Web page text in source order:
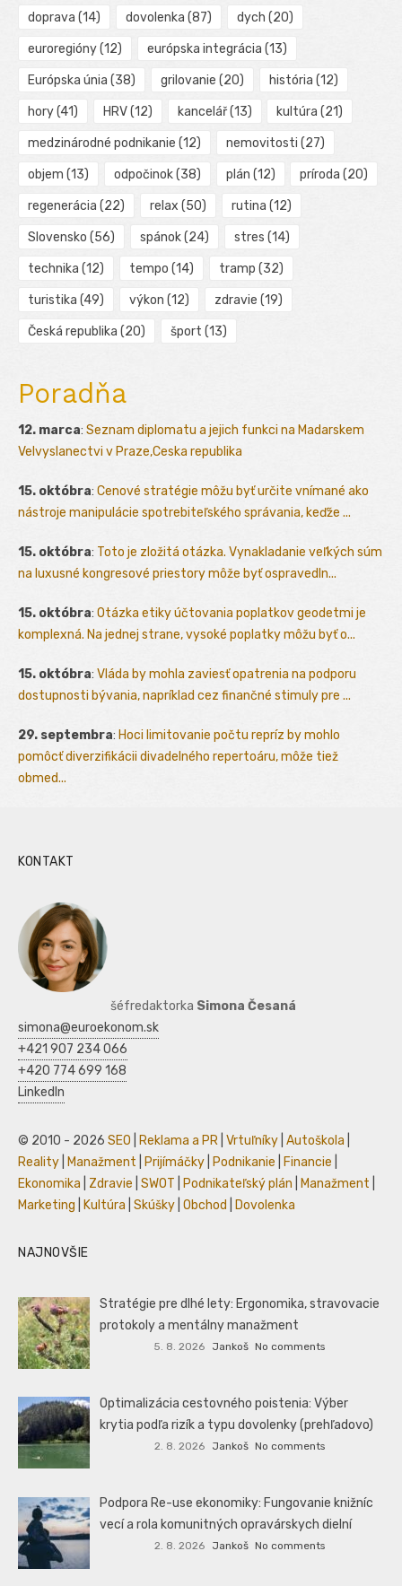
doprava (14) dovolenka (87) dych (20)
euroregióny(12) európska integrácia (13)
Európska únia (38) grilovanie (20) história (12)
hory(41) HRV(12) kancelář(13) kultúra (21)
medzinárodné podnikanie (12) nemovitosti (27)
objem (13) odpočinok(38) plán (12) príroda (20)
regenerácia (22) relax (50) rutina (12)
Slovensko (56) spánok(24) stres (14)
technika (12) tempo (14) tramp (32)
turistika (49) výkon (12) zdravie (19)
Česká republika (20) šport (13)
Poradňa
12. marca: Seznam diplomatu a jejich funkci na Madarskem
Velvyslanectvi v Praze,Ceska republika
15. októbra: Cenové stratégie môžu byť určite vnímané ako
nástroje manipulácie spotrebiteľského správania, keďže ...
15. októbra: Toto je zložitá otázka. Vynakladanie veľkých súm
na luxusné kongresové priestory môže byť ospravedln...
15. októbra: Otázka etiky účtovania poplatkov geodetmi je
komplexná. Na jednej strane, vysoké poplatky môžu byť o...
15. októbra: Vláda by mohla zaviesť opatrenia na podporu
dostupnosti bývania, napríklad cez finančné stimuly pre ...
29. septembra: Hoci limitovanie počtu repríz by mohlo
pomôcť diverzifikácii divadelného repertoáru, môže tiež
obmed...
KONTAKT
šéfredaktorka Simona Česaná
simona@euroekonom.sk
+421 907 234 066
+420 774 699 168
LinkedIn
© 2010 - 2026 SEO Reklama a PR Vrtuľníky Autoškola
Reality
Manažment Prijímáčky Podnikanie Financie
Ekonomika
Zdravie SWOT Podnikateľský plán Manažment
Marketing
Kultúra Skúšky Obchod Dovolenka
NAJNOVŠIE
Stratégie pre dlhé lety: Ergonomika, stravovacie
protokoly a mentálny manažment
5. 8. 2026 Jankoš No comments
Optimalizácia cestovného poistenia: Výber
krytia podľa rizík a typu dovolenky (prehľadovo)
2. 8. 2026 Jankoš No comments
Podpora Re-use ekonomiky: Fungovanie knižníc
vecí a rola komunitných opravárskych dielní
2. 8. 2026 Jankoš No comments